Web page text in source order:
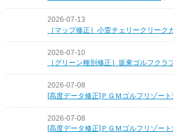
2026-07-13
［マップ修正］小萱チェリークリーク
2026-07-10
［グリーン種別修正］坂東ゴルフクラ
2026-07-08
[高度データ修正]ＰＧＭゴルフリゾート
2026-07-08
[高度データ修正]ＰＧＭゴルフリゾート